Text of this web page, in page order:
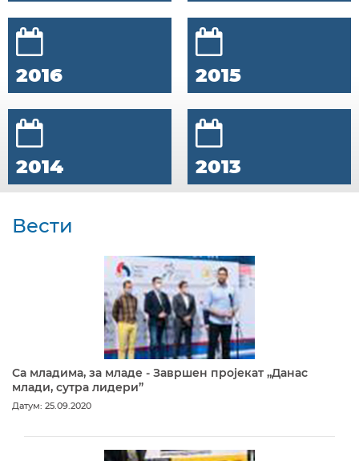
2016 2015
2014 2013
Вести
Са младима, за младе - Завршен пројекат „Данас
млади, сутра лидери”
Датум: 25.09.2020